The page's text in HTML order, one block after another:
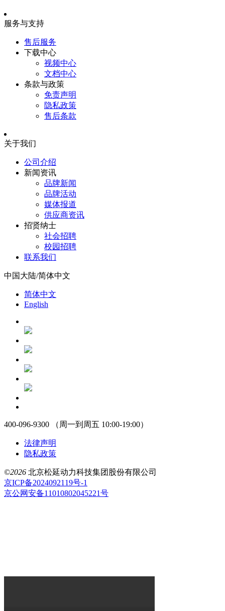
服务与支持
售后服务
下载中心
视频中心
文档中心
条款与政策
免责声明
隐私政策
售后条款
关于我们
公司介绍
新闻资讯
品牌新闻
品牌活动
媒体报道
供应商资讯
招贤纳士
社会招聘
校园招聘
联系我们
中国大陆/简体中文
简体中文
English
400-096-9300 （周一到周五 10:00-19:00）
法律声明
隐私政策
©2026 北京松延动力科技集团股份有限公司
京ICP备2024092119号-1
京公网安备11010802045221号